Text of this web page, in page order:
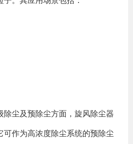
除尘及预除尘方面，旋风除尘器
可作为高浓度除尘系统的预除尘